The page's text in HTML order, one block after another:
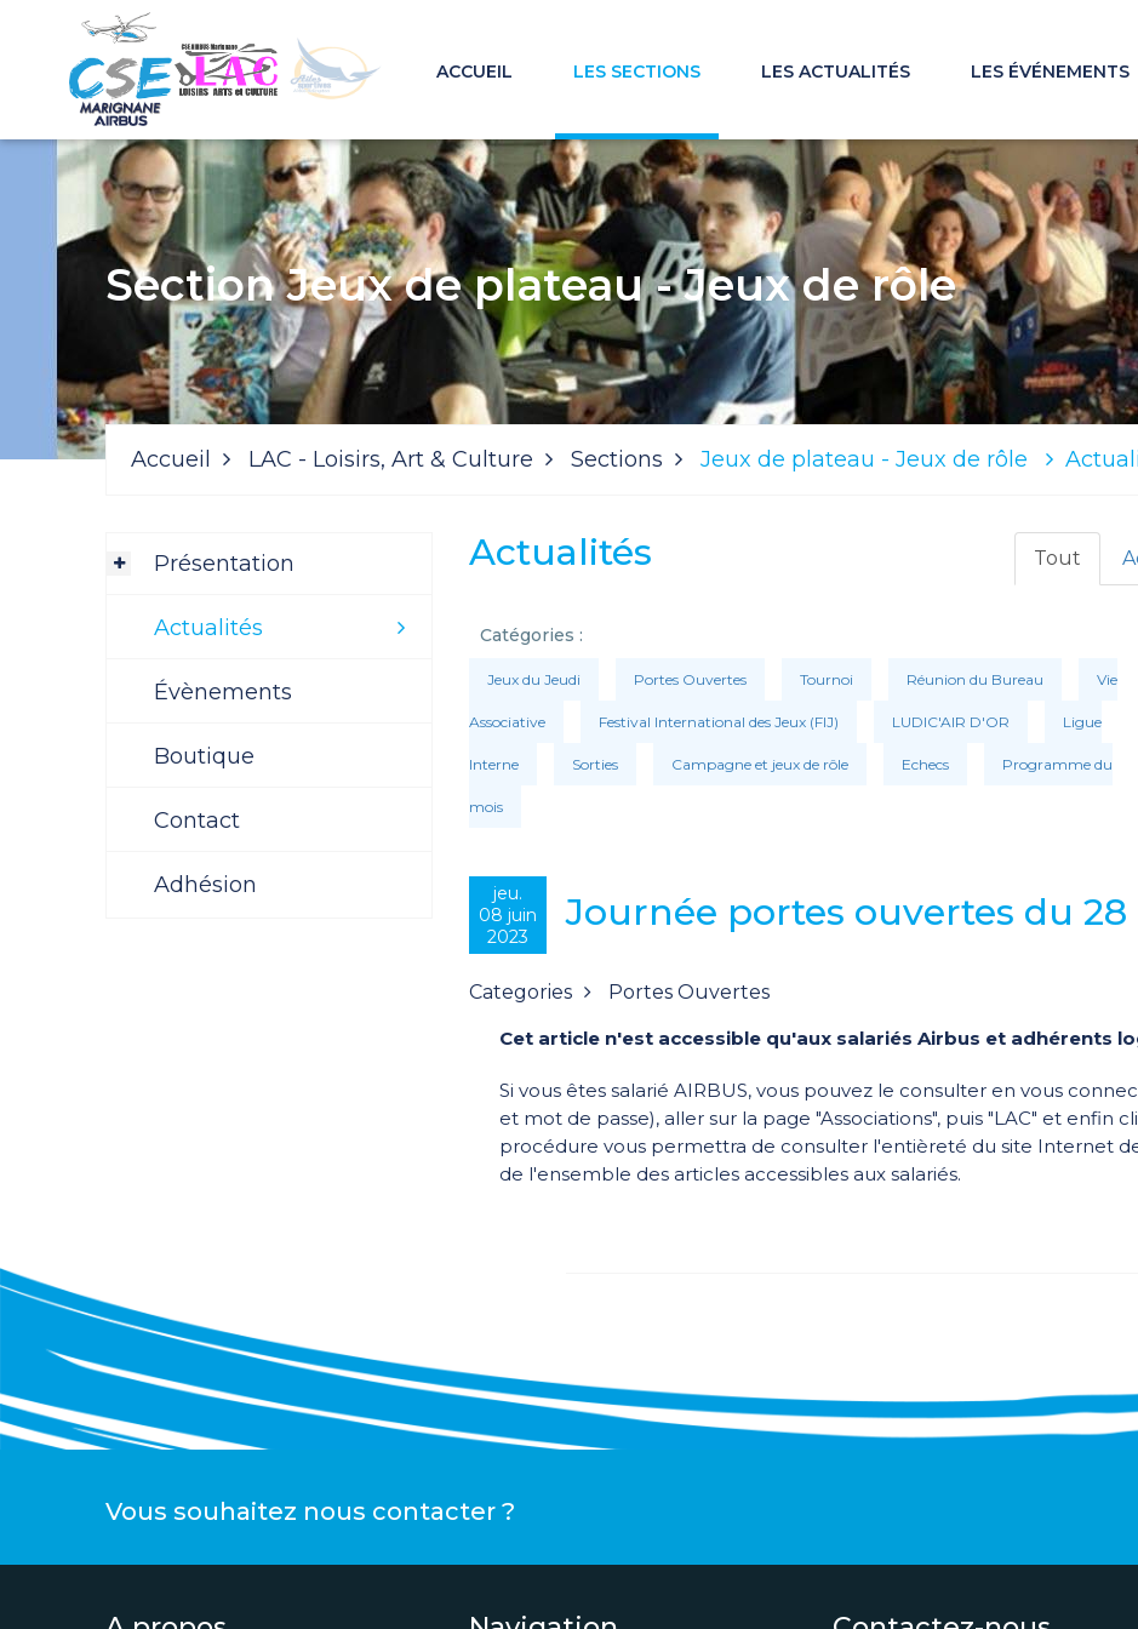
ACCUEIL LES SECTIONS LES ACTUALITÉS LES ÉVÉNEMENTS
Section Jeux de plateau - Jeux de rôle
Accueil LAC - Loisirs, Art & Culture Sections Jeux de plateau - Jeux de rôle
Présentation
Actualités
Évènements
Boutique
Contact
Adhésion
Actualités Tout
Catégories :
Jeux du Jeudi Portes Ouvertes Tournoi Réunion du Bureau Vie
Associative Festival International des Jeux (FIJ) LUDIC'AIR D'OR Ligue
Interne Sorties Campagne et jeux de rôle Echecs Programme du
mois
jeu.
08 juin
2023
Journée portes ouvertes du 28
Categories
Portes Ouvertes
Cet article n'est accessible qu'aux salariés Airbus et adhérents
Si vous êtes salarié AIRBUS, vous pouvez le consulter en vous
et mot de passe), aller sur la page "Associations", puis "LAC" et enfin
procédure vous permettra de consulter l'entièreté du site Internet
de l'ensemble des articles accessibles aux salariés.
Vous souhaitez nous contacter ?